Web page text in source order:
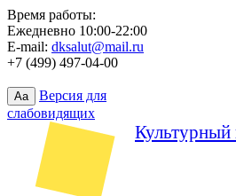
Время работы:
Ежедневно 10:00-22:00
E-mail: dksalut@mail.ru
+7 (499) 497-04-00
Aa
Версия для
слабовидящих